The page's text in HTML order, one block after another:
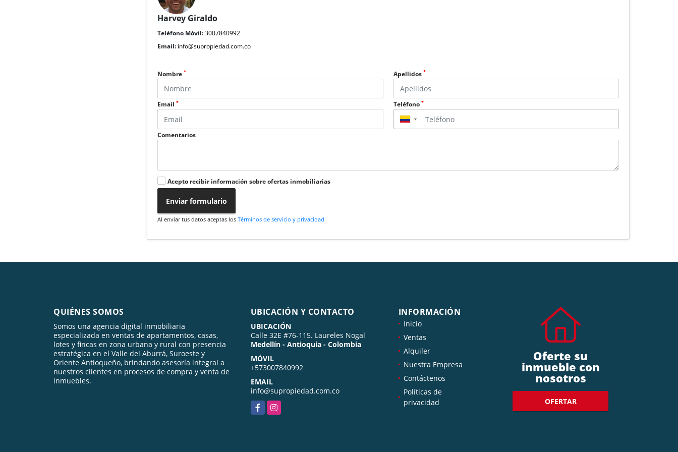
Harvey Giraldo
Teléfono Móvil:3007840992
Email: info@supropiedad.com.co
Nombre* Apellidos *
Email* Teléfono *
▼
Comentarios
Acepto recibir información sobre ofertas inmobiliarias
Enviar formulario
Al enviar tus datos aceptas losTérminos de servicio y privacidad
QUIÉNES SOMOS
Somos una agencia digital inmobiliaria
especializada en ventas de apartamentos, casas,
lotes y fincas en zona urbana y rural con presencia
estratégica en el Valle del Aburrá, Suroeste y
Oriente Antioqueño, brindando asesoría integral a
nuestros clientes en procesos de compra y venta de
inmuebles.
UBICACIÓN Y CONTACTO
UBICACIÓN
Calle 32E #76-115. Laureles Nogal
Medellín - Antioquia - Colombia
MÓVIL
+573007840992
EMAIL
info@supropiedad.com.co
FacebookInstagram
INFORMACIÓN
Inicio
Ventas
Alquiler
Nuestra Empresa
Contáctenos
Políticas de
privacidad
Oferte su
inmueble con
nosotros
OFERTAR